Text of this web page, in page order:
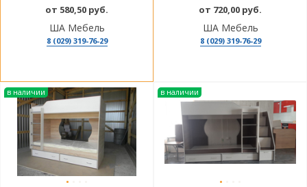
от 580,50 руб.
ША Мебель
8 (029) 319-76-29
от 720,00 руб.
ША Мебель
8 (029) 319-76-29
в наличии в наличии